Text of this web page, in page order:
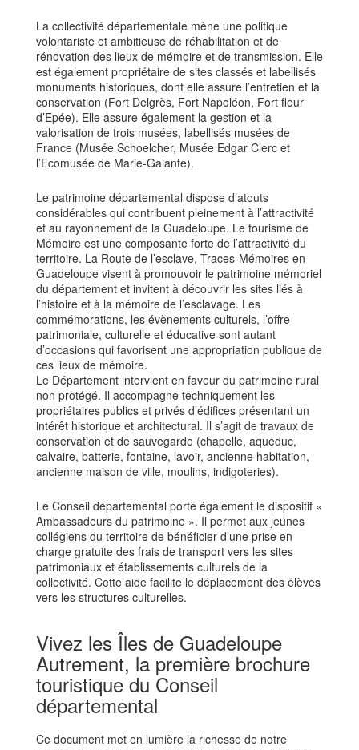
La collectivité départementale mène une politique
volontariste et ambitieuse de réhabilitation et de
rénovation des lieux de mémoire et de transmission. Elle
est également propriétaire de sites classés et labellisés
monuments historiques, dont elle assure l’entretien et la
conservation (Fort Delgrès, Fort Napoléon, Fort fleur
d’Epée). Elle assure également la gestion et la
valorisation de trois musées, labellisés musées de
France (Musée Schoelcher, Musée Edgar Clerc et
l’Ecomusée de Marie-Galante).
Le patrimoine départemental dispose d’atouts
considérables qui contribuent pleinement à l’attractivité
et au rayonnement de la Guadeloupe. Le tourisme de
Mémoire est une composante forte de l’attractivité du
territoire. La Route de l’esclave, Traces-Mémoires en
Guadeloupe visent à promouvoir le patrimoine mémoriel
du département et invitent à découvrir les sites liés à
l’histoire et à la mémoire de l’esclavage. Les
commémorations, les évènements culturels, l’offre
patrimoniale, culturelle et éducative sont autant
d’occasions qui favorisent une appropriation publique de
ces lieux de mémoire.
Le Département intervient en faveur du patrimoine rural
non protégé. Il accompagne techniquement les
propriétaires publics et privés d’édifices présentant un
intérêt historique et architectural. Il s’agit de travaux de
conservation et de sauvegarde (chapelle, aqueduc,
calvaire, batterie, fontaine, lavoir, ancienne habitation,
ancienne maison de ville, moulins, indigoteries).
Le Conseil départemental porte également le dispositif «
Ambassadeurs du patrimoine ». Il permet aux jeunes
collégiens du territoire de bénéficier d’une prise en
charge gratuite des frais de transport vers les sites
patrimoniaux et établissements culturels de la
collectivité. Cette aide facilite le déplacement des élèves
vers les structures culturelles.
Vivez les Îles de Guadeloupe
Autrement, la première brochure
touristique du Conseil
départemental
Ce document met en lumière la richesse de notre